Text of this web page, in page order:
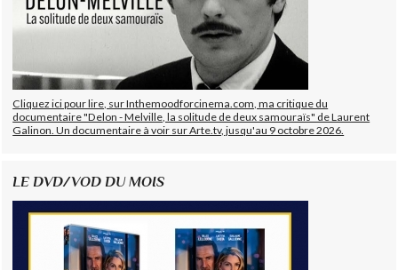
Cliquez ici pour lire, sur Inthemoodforcinema.com, ma critique du
documentaire "Delon - Melville, la solitude de deux samouraïs" de Laurent
Galinon. Un documentaire à voir sur Arte.tv, jusqu'au 9 octobre 2026.
LE DVD/VOD DU MOIS